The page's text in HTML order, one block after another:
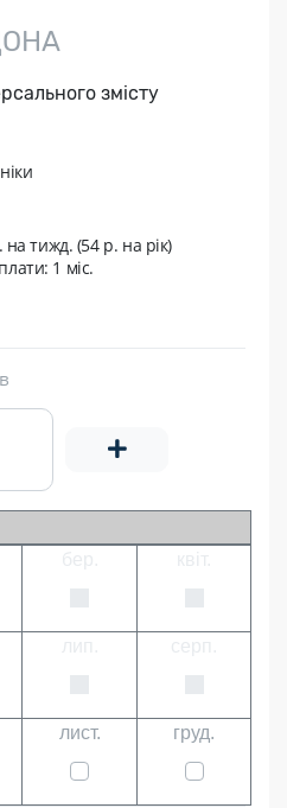
змісту
на тижд. (54 р. на рік)
1 міс.
лист. груд.